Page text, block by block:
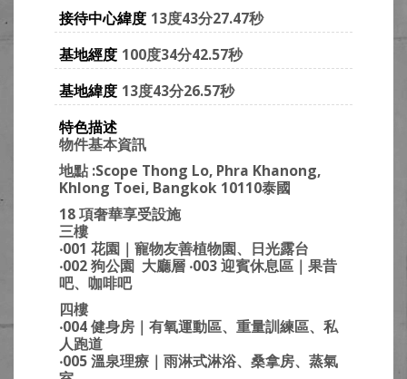
接待中心緯度 13度43分27.47秒
基地經度 100度34分42.57秒
基地緯度 13度43分26.57秒
特色描述
物件基本資訊
地點 :Scope Thong Lo, Phra Khanong,
Khlong Toei, Bangkok 10110泰國
18 項奢華享受設施
三樓
‧001 花園｜寵物友善植物園、日光露台
‧002 狗公園 大廳層 ‧003 迎賓休息區｜果昔
吧、咖啡吧
四樓
‧004 健身房｜有氧運動區、重量訓練區、私
人跑道
‧005 溫泉理療｜雨淋式淋浴、桑拿房、蒸氣